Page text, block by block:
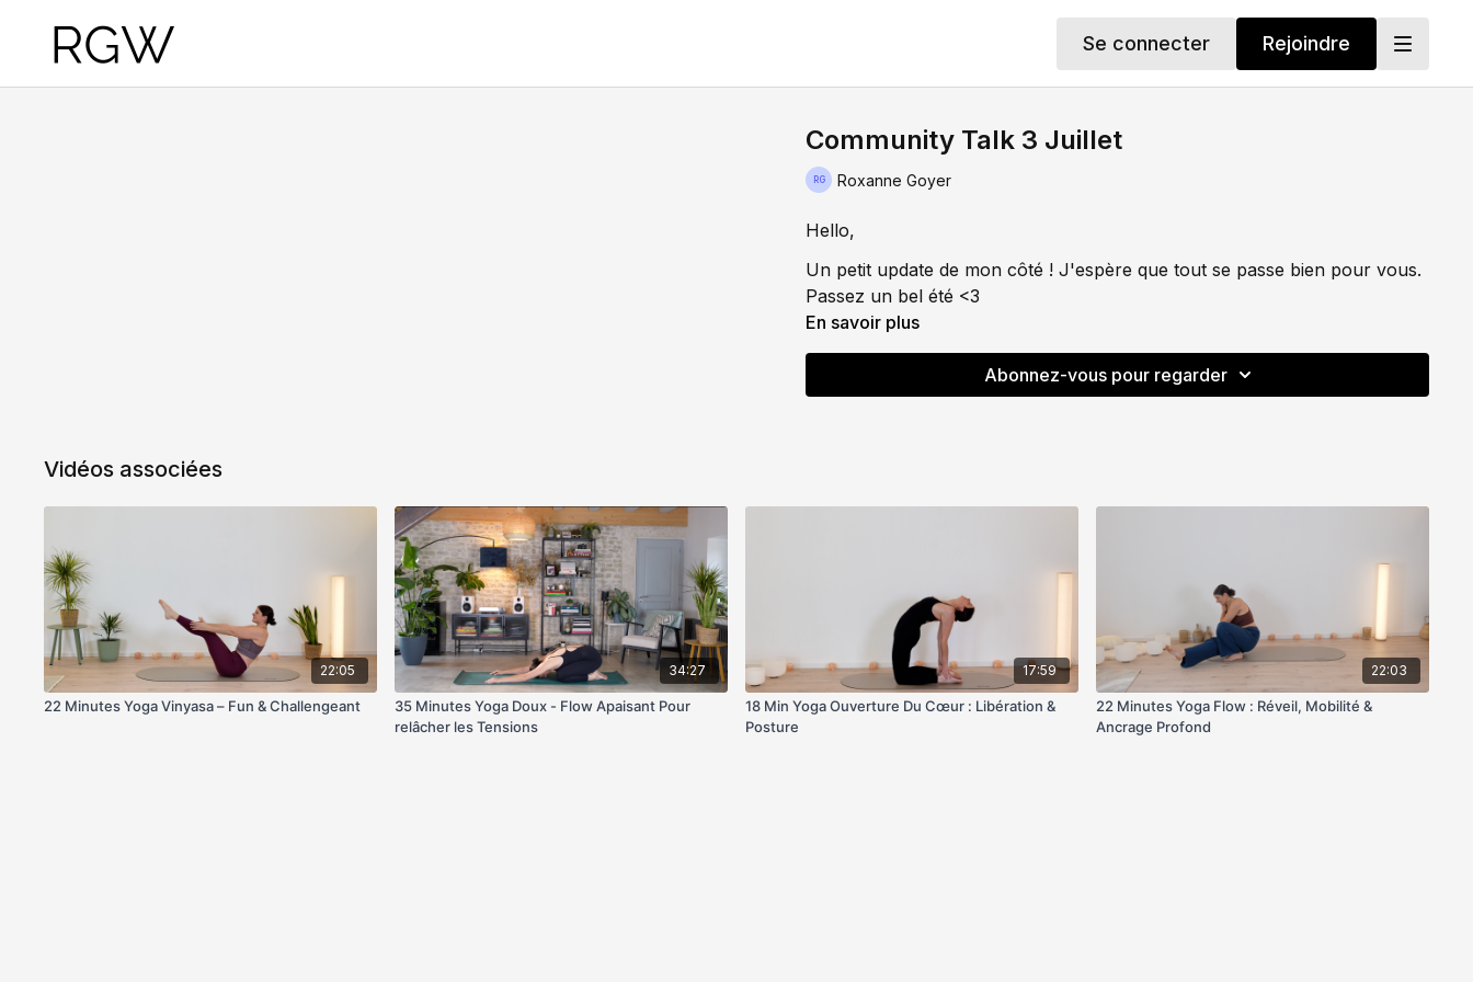
Se connecter Rejoindre
Community Talk 3 Juillet
Roxanne Goyer
Hello,
Un petit update de mon côté ! J'espère que tout se passe bien pour vous.
Passez un bel été <3
En savoir plus
Abonnez-vous pour regarder
Vidéos associées
22:05
22 Minutes Yoga Vinyasa – Fun & Challengeant
34:27
35 Minutes Yoga Doux - Flow Apaisant Pour
relâcher les Tensions
17:59
18 Min Yoga Ouverture Du Cœur : Libération &
Posture
22:03
22 Minutes Yoga Flow : Réveil, Mobilité &
Ancrage Profond